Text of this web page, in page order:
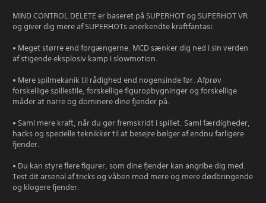
MIND CONTROL DELETE er baseret på SUPERHOT og SUPERHOT VR
og giver dig mere af SUPERHOTs anerkendte kraftfantasi.
• Meget større end forgængerne. MCD sænker dig ned i sin verden
af stigende eksplosiv kamp i slowmotion.
• Mere spilmekanik til rådighed end nogensinde før. Afprøv
forskellige spillestile, forskellige figuropbygninger og forskellige
måder at narre og dominere dine fjender på.
• Saml mere kraft, når du gør fremskridt i spillet. Saml færdigheder,
hacks og specielle teknikker til at besejre bølger af endnu farligere
fjender.
• Du kan styre flere figurer, som dine fjender kan angribe dig med.
Test dit arsenal af tricks og våben mod mere og mere dødbringende
og klogere fjender.